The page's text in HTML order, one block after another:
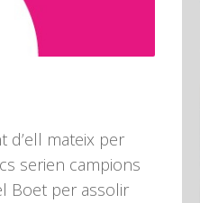
d’ell mateix per
serien campions
Boet per assolir